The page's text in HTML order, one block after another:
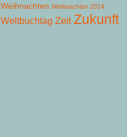
Weihnachten Weihnachten 2014
Weltbuchtag Zeit Zukunft